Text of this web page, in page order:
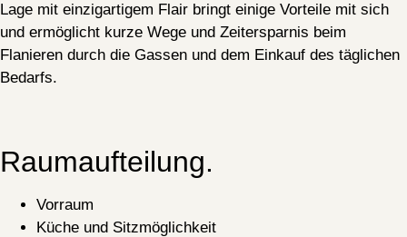
Lage mit einzigartigem Flair bringt einige Vorteile mit sich
und ermöglicht kurze Wege und Zeitersparnis beim
Flanieren durch die Gassen und dem Einkauf des täglichen
Bedarfs.
Raumaufteilung.
Vorraum
Küche und Sitzmöglichkeit